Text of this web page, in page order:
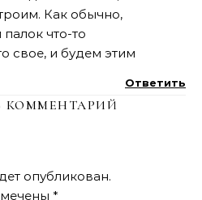
Как обычно,
что-то
свое, и будем этим
Ответить
КОММЕНТАРИЙ
опубликован.
*